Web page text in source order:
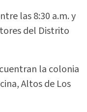
las 8:30 a.m. y
del Distrito
la colonia
Altos de Los